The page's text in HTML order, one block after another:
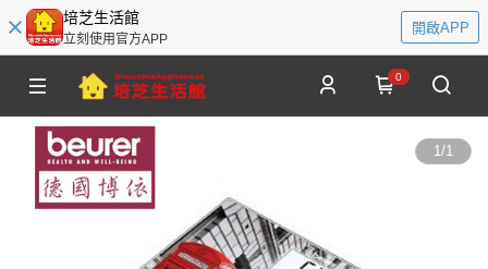
培芝生活館
立刻使用官方APP
開啟APP
0
1/1